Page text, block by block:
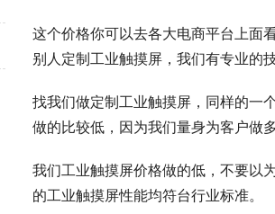
这个价格你可以去各大电商平台上面
别人定制工业触摸屏，我们有专业的
找我们做定制工业触摸屏，同样的一
做的比较低，因为我们量身为客户做
我们工业触摸屏价格做的低，不要以
的工业触摸屏性能均符台行业标准。